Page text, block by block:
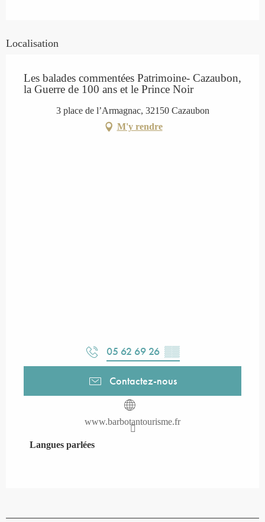
Localisation
Les balades commentées Patrimoine- Cazaubon,
la Guerre de 100 ans et le Prince Noir
3 place de l’Armagnac, 32150 Cazaubon
M'y rendre
05 62 69 26 ▒▒
Contactez-nous
www.barbotantourisme.fr
Langues parlées
Langues parlées